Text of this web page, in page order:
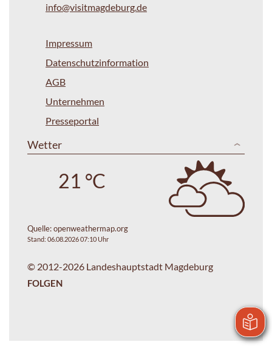
info@visitmagdeburg.de
Impressum
Datenschutzinformation
AGB
Unternehmen
Presseportal
Wetter
21 °C
Quelle:openweathermap.org
Stand: 06.08.2026 07:10 Uhr
© 2012-2026 Landeshauptstadt Magdeburg
FOLGEN